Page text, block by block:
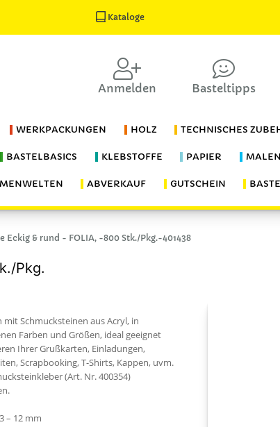
Kataloge
Anmelden Basteltipps
WERKPACKUNGEN HOLZ TECHNISCHES
BASTELBASICS KLEBSTOFFE PAPIER
ABVERKAUF GUTSCHEIN
Eckig & rund - FOLIA, -800 Stk./Pkg.-401438
Pkg.
mit Schmucksteinen aus Acryl, in
Farben und Größen, ideal geeignet
Ihrer Grußkarten, Einladungen,
Scrapbooking, T-Shirts, Kappen, uvm.
(Art. Nr. 400354)
– 12 mm